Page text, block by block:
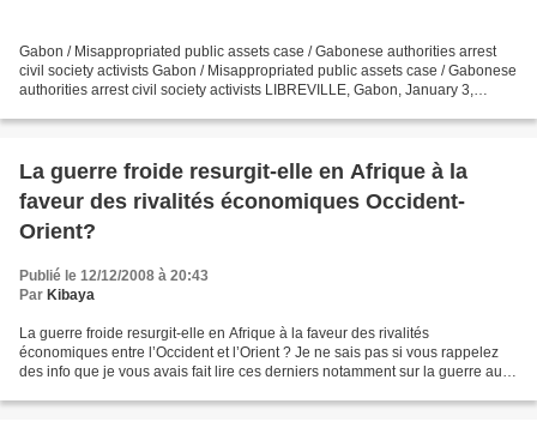
Gabon / Misappropriated public assets case / Gabonese authorities arrest
civil society activists Gabon / Misappropriated public assets case / Gabonese
authorities arrest civil society activists LIBREVILLE, Gabon, January 3,
La guerre froide resurgit-elle en Afrique à la
faveur des rivalités économiques Occident-
Orient?
Publié le 12/12/2008 à 20:43
Par Kibaya
La guerre froide resurgit-elle en Afrique à la faveur des rivalités
économiques entre l’Occident et l’Orient ? Je ne sais pas si vous rappelez
des info que je vous avais fait lire ces derniers notamment sur la guerre au